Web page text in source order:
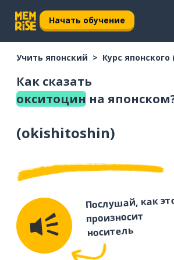
Начать обучение
Учить японский Курс
Как сказать
окситоцин на
(okishitoshin)
Послушай, как
произносит
носитель